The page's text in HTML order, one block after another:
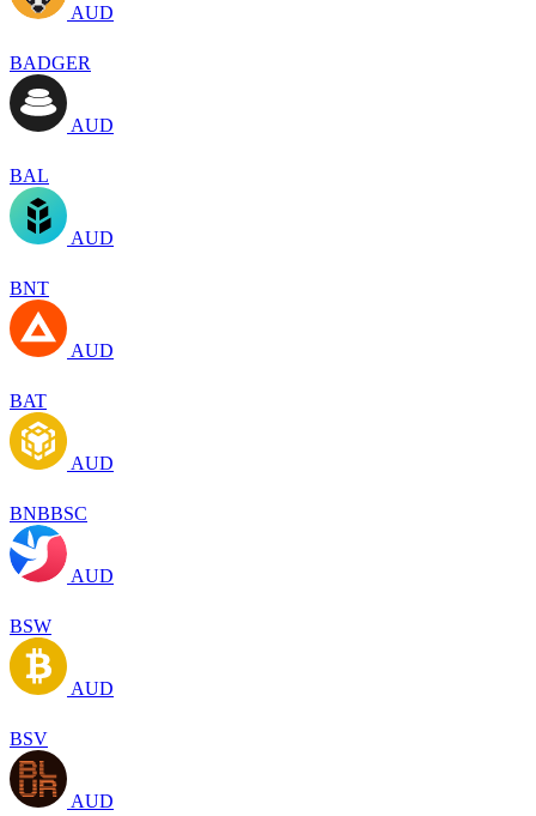
AUD
BADGER
AUD
BAL
AUD
BNT
AUD
BAT
AUD
BNBBSC
AUD
BSW
AUD
BSV
AUD